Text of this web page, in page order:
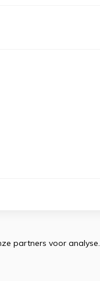
partners voor analyse.